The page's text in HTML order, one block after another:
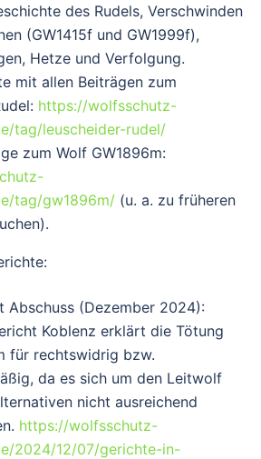
des Rudels, Verschwinden
(GW1415f und GW1999f),
Hetze und Verfolgung.
mit allen Beiträgen zum
: https://wolfsschutz-
tag/leuscheider-rudel/
zum Wolf GW1896m:
tag/gw1896m/ (u. a. zu früheren
Abschuss (Dezember 2024):
Koblenz erklärt die Tötung
für rechtswidrig bzw.
da es sich um den Leitwolf
nicht ausreichend
https://wolfsschutz-
2024/12/07/gerichte-in-